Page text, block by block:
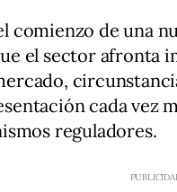
comienzo de una
el sector afronta
cada vez
reguladores.